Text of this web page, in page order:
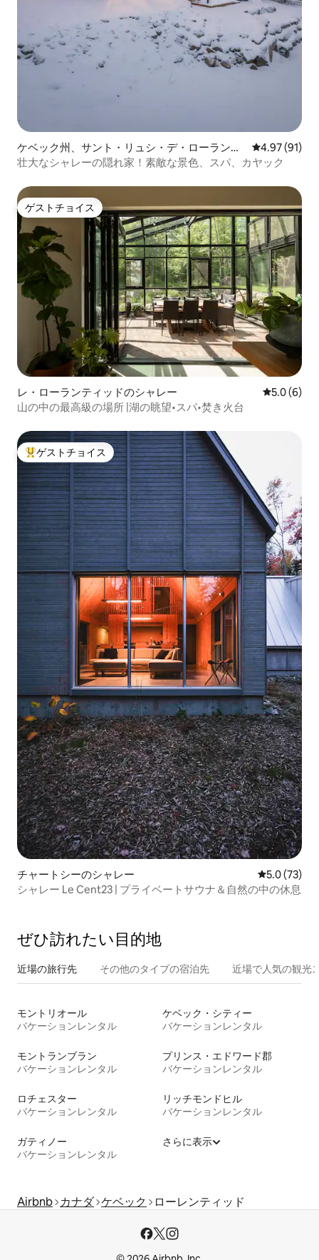
ケベック州、サント・リュシ・デ・ローランテ
ィッドのシャレー
レビュー91
4.97 (91)
壮大なシャレーの隠れ家！素敵な景色、スパ、カヤック
ゲストチョイス
ゲストチョイス
レ・ローランティッドのシャレー レビュー6
5.0 (6)
山の中の最高級の場所 |湖の眺望•スパ•焚き火台
大好評のゲストチョイスです。
ゲストチョイス
チャートシーのシャレー レビュー73
5.0 (73)
シャレー Le Cent23 | プライベートサウナ＆自然の中の休息
ぜひ訪⁠れ⁠た⁠い目⁠的⁠地
近場の旅行先 その他のタ⁠イ⁠プ⁠の宿⁠泊⁠先 近場で人気の観光
モントリオール
バケーションレンタル
ケベック・シティー
バケーションレンタル
モントランブラン
バケーションレンタル
プリンス・エドワード郡
バケーションレンタル
ロチェスター
バケーションレンタル
リッチモンドヒル
バケーションレンタル
ガティノー
バケーションレンタル
さらに表示
Airbnb カナダ ケベック ローレンティッド